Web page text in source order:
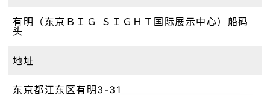
有明（东京ＢＩＧ ＳＩＧＨＴ国际展示中心）船码
头
地址
东京都江东区有明3-31